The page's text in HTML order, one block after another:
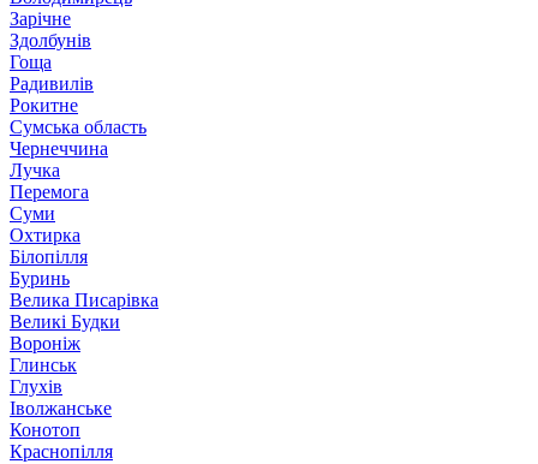
Зарічне
Здолбунів
Гоща
Радивилів
Рокитне
Сумська область
Чернеччина
Лучка
Перемога
Суми
Охтирка
Білопілля
Буринь
Велика Писарівка
Великі Будки
Вороніж
Глинськ
Глухів
Іволжанське
Конотоп
Краснопілля